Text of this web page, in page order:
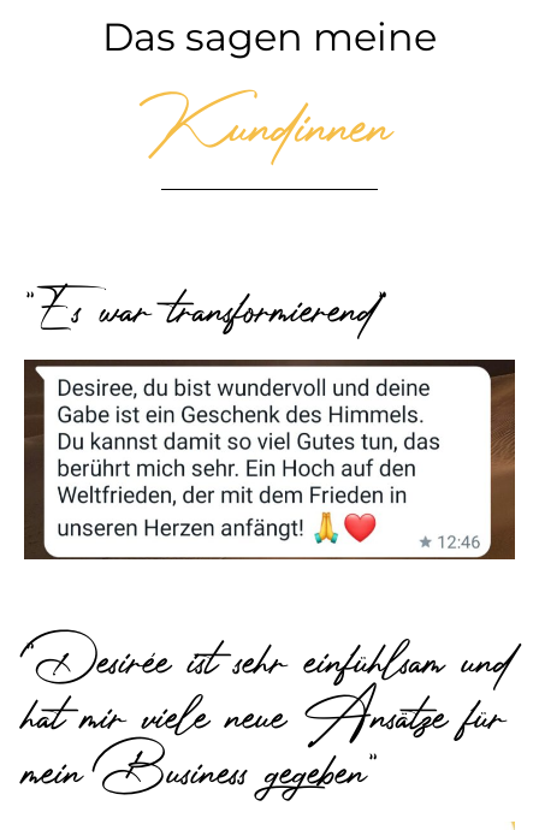
Das sagen meine
Kundinnen
"Es war transformierend"
"Desirée ist sehr einfühlsam und
hat mir viele neue Ansätze für
mein Business gegeben"